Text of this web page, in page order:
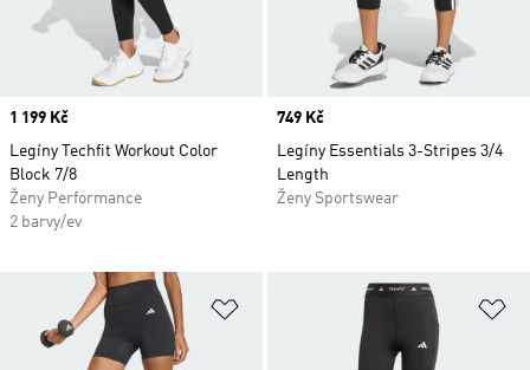
Price
1 199 Kč
Legíny Techfit Workout Color
Block 7/8
Ženy Performance
2 barvy/ev
Price
749 Kč
Legíny Essentials 3-Stripes 3/4
Length
Ženy Sportswear
Přidat do seznamu přání